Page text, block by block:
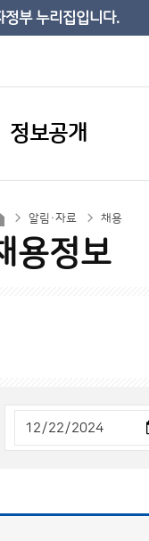
정부 누리집입니다.
정보공개
알림·자료 채용
용정보